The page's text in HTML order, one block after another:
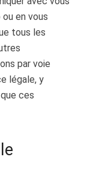
en vous
tous les
par voie
légale, y
ces